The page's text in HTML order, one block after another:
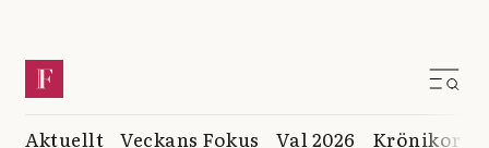
Aktuellt Veckans Fokus Val 2026 Krönikor